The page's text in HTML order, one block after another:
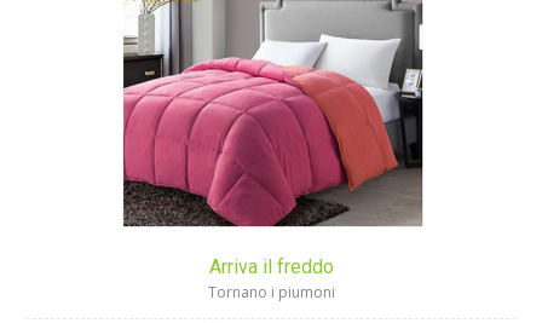
Arriva il freddo
Tornano i piumoni